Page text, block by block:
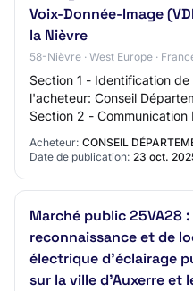
Voix-Donnée-Image
la Nièvre
58-Nièvre · West Europe ·
Section 1 - Identification
l'acheteur: Conseil
Section 2 -
mail du contact: N/C
Acheteur: CONSEIL
Date de publication: 23 oct.
Marché public 25VA28
reconnaissance et de
électrique d’éclairage
sur la ville d’Auxerre et